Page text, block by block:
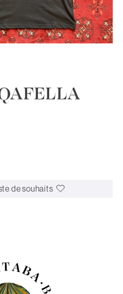
de souhaits